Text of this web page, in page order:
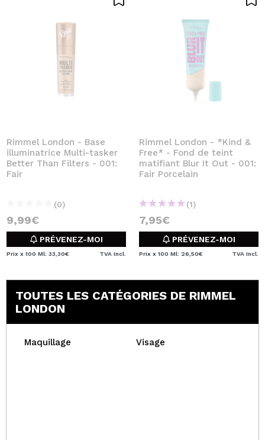
Rimmel London - Base
illuminatrice Multi-tasker
Better Than Filters - 001:
Fair
(0)
9,99€
PRÉVENEZ-MOI
Prix x 100 Ml: 33,30€ TVA Incl.
Rimmel London - *Kind &
Free* - Fond de teint
matifiant Blur It Out - 001:
Fair Porcelain
(1)
7,95€
PRÉVENEZ-MOI
Prix x 100 Ml: 26,50€ TVA Incl.
TOUTES LES CATÉGORIES DE RIMMEL
LONDON
Maquillage Visage